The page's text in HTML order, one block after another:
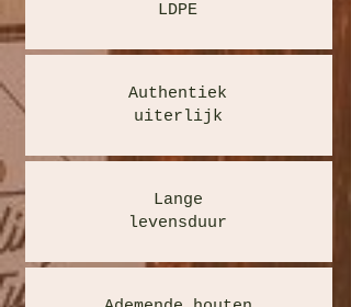
LDPE
Authentiek
uiterlijk
Lange
levensduur